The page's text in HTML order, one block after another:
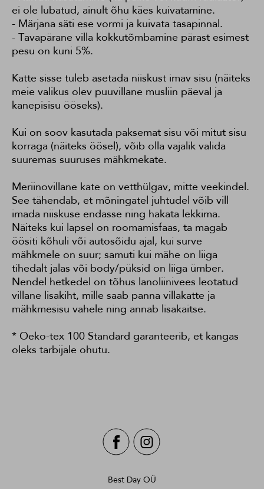
ei ole lubatud, ainult õhu käes kuivatamine.
- Märjana säti ese vormi ja kuivata tasapinnal.
- Tavapärane villa kokkutõmbamine pärast esimest
pesu on kuni 5%.
Katte sisse tuleb asetada niiskust imav sisu (näiteks
meie valikus olev puuvillane musliin päeval ja
kanepisisu ööseks).
Kui on soov kasutada paksemat sisu või mitut sisu
korraga (näiteks öösel), võib olla vajalik valida
suuremas suuruses mähkmekate.
Meriinovillane kate on vetthülgav, mitte veekindel.
See tähendab, et mõningatel juhtudel võib vill
imada niiskuse endasse ning hakata lekkima.
Näiteks kui lapsel on roomamisfaas, ta magab
öösiti kõhuli või autosõidu ajal, kui surve
mähkmele on suur; samuti kui mähe on liiga
tihedalt jalas või body/püksid on liiga ümber.
Nendel hetkedel on tõhus lanoliinivees leotatud
villane lisakiht, mille saab panna villakatte ja
mähkmesisu vahele ning annab lisakaitse.
* Oeko-tex 100 Standard garanteerib, et kangas
oleks tarbijale ohutu.
Best Day OÜ